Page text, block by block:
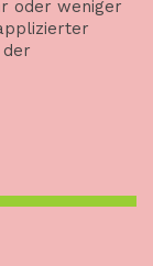
oder weniger